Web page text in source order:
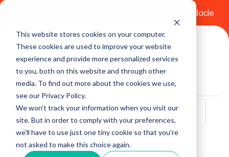
This website stores cookies on your computer.
These cookies are used to improve your website
experience and provide more personalized services
to you, both on this website and through other
media. To find out more about the cookies we use,
see our Privacy Policy.
We won't track your information when you visit our
site. But in order to comply with your preferences,
we'll have to use just one tiny cookie so that you're
not asked to make this choice again.
Política de Privacidade
Buscar